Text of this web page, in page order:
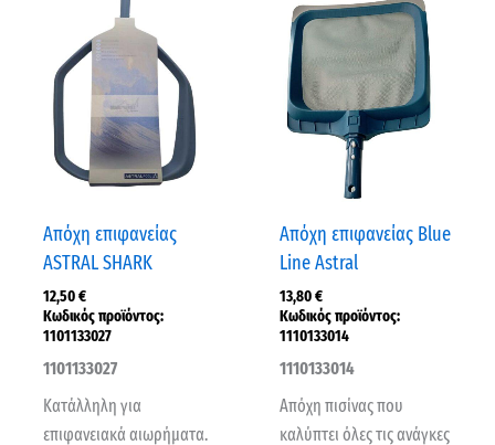
Απόχη επιφανείας
ASTRAL SHARK
12,50€
Κωδικός προϊόντος:
1101133027
1101133027
Κατάλληλη για
επιφανειακά αιωρήματα.
Απόχη επιφανείας Blue
Line Astral
13,80€
Κωδικός προϊόντος:
1110133014
1110133014
Απόχη πισίνας που
καλύπτει όλες τις ανάγκες